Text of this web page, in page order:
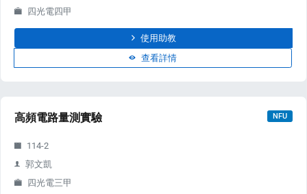
四光電四甲
使用助教
查看詳情
高頻電路量測實驗 NFU
114-2
郭文凱
四光電三甲